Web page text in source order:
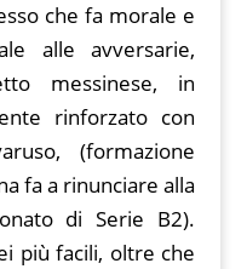
che fa morale e
alle avversarie,
messinese, in
rinforzato con
(formazione
fa a rinunciare alla
di Serie B2).
più facili, oltre che